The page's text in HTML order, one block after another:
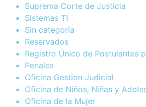
Suprema Corte de Justicia
Sistemas TI
Sin categoría
Reservados
Registro Único de Postulantes
Penales
Oficina Gestion Judicial
Oficina de Niños, Niñas y
Oficina de la Mujer